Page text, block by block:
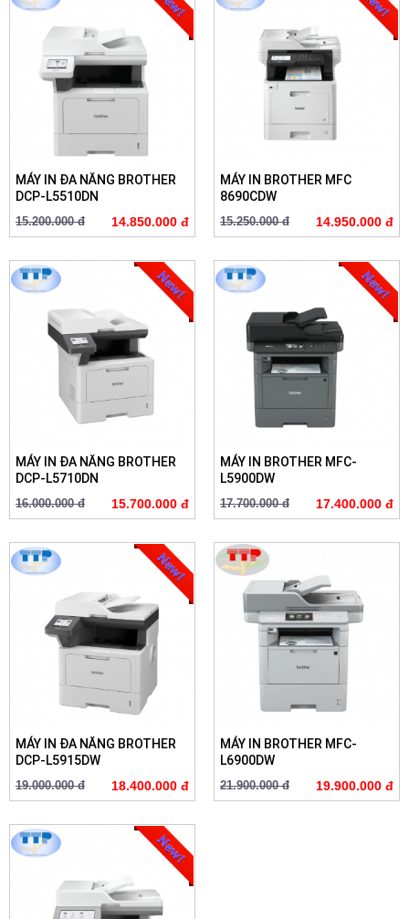
MÁY IN ĐA NĂNG BROTHER
DCP-L5510DN
15.200.000 đ 14.850.000 đ
MÁY IN BROTHER MFC
8690CDW
15.250.000 đ 14.950.000 đ
MÁY IN ĐA NĂNG BROTHER
DCP-L5710DN
16.000.000 đ 15.700.000 đ
MÁY IN BROTHER MFC-
L5900DW
17.700.000 đ 17.400.000 đ
MÁY IN ĐA NĂNG BROTHER
DCP-L5915DW
19.000.000 đ 18.400.000 đ
MÁY IN BROTHER MFC-
L6900DW
21.900.000 đ 19.900.000 đ